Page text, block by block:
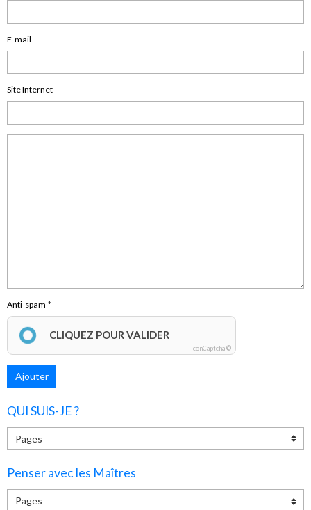
E-mail
Site Internet
Anti-spam
CLIQUEZ POUR VALIDER
IconCaptcha ©
Ajouter
QUI SUIS-JE ?
Penser avec les Maîtres